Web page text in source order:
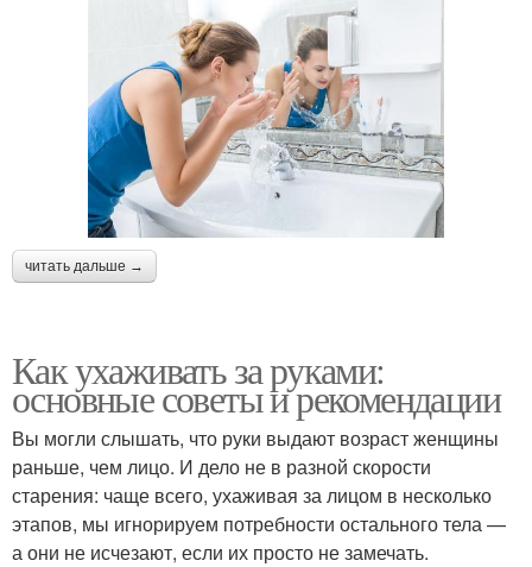
читать дальше →
Как ухаживать за руками:
основные советы и рекомендации
Вы могли слышать, что руки выдают возраст женщины
раньше, чем лицо. И дело не в разной скорости
старения: чаще всего, ухаживая за лицом в несколько
этапов, мы игнорируем потребности остального тела —
а они не исчезают, если их просто не замечать.